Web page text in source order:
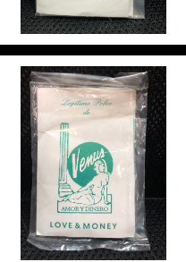
マジカルパウダー ラブ&マネ
ー Magical Powder LOV
E&MONEY
¥440
20%OFF